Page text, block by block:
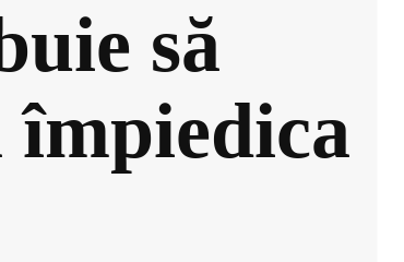
să
împiedica